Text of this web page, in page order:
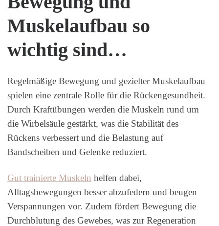
Muskelaufbau so
wichtig sind…
Regelmäßige Bewegung und gezielter Muskelaufbau
spielen eine zentrale Rolle für die Rückengesundheit.
Durch Kraftübungen werden die Muskeln rund um
die Wirbelsäule gestärkt, was die Stabilität des
Rückens verbessert und die Belastung auf
Bandscheiben und Gelenke reduziert.
Gut trainierte Muskeln helfen dabei,
Alltagsbewegungen besser abzufedern und beugen
Verspannungen vor. Zudem fördert Bewegung die
Durchblutung des Gewebes, was zur Regeneration